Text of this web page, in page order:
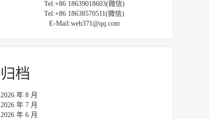
Tel:+86 18639018603(微信)
Tel:+86 18638570511(微信)
E-Mail:web371@qq.com
归档
2026 年 8 月
2026 年 7 月
2026 年 6 月